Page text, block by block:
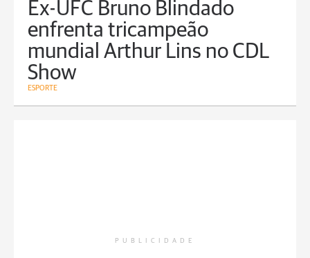
Ex-UFC Bruno Blindado
enfrenta tricampeão
mundial Arthur Lins no CDL
Show
ESPORTE
PUBLICIDADE